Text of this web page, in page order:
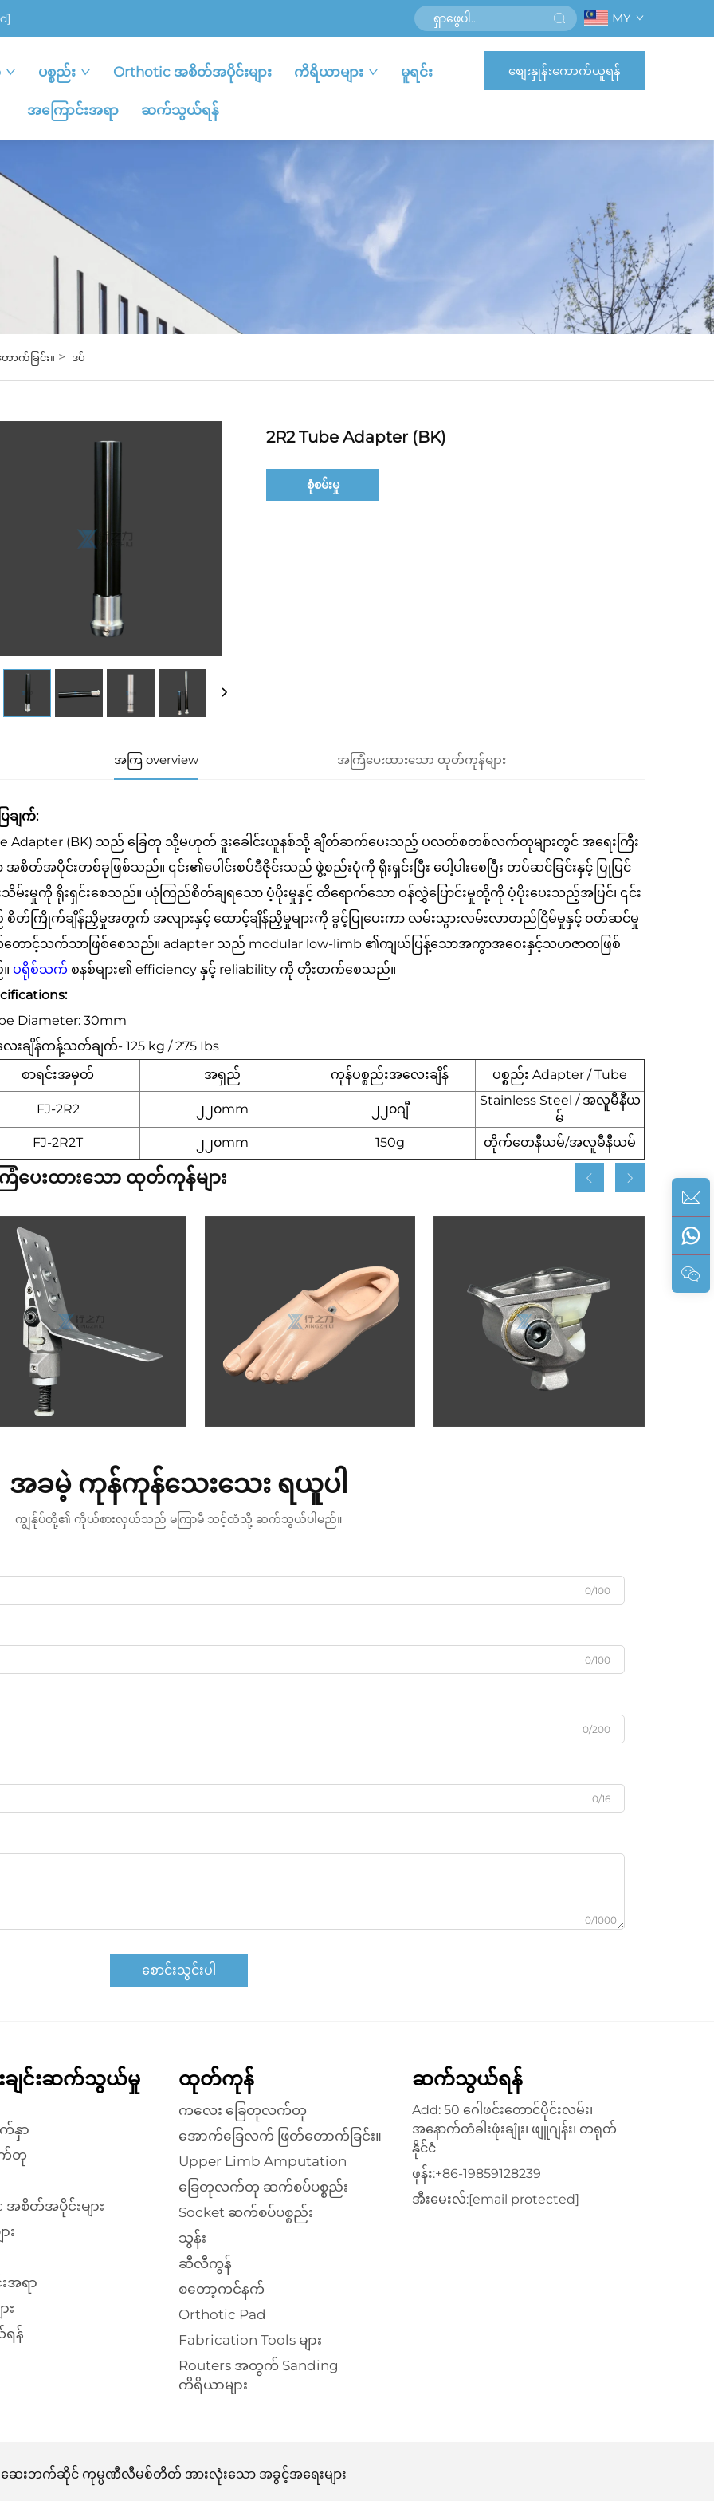
MY
ပစ္စည်း Orthotic အစိတ်အပိုင်းများ ကိရိယာများ မူရင်း
အကြောင်းအရာ ဆက်သွယ်ရန်
စျေးနှုန်းကောက်ယူရန်
ာက်ခြင်း။ > ဒပ်
2R2 Tube Adapter (BK)
စုံစမ်းမှု
အကြ overview အကြံပေးထားသော ထုတ်ကုန်များ
ြချက်:
Adapter (BK) သည် ခြေတု သို့မဟုတ် ဒူးခေါင်းယူနစ်သို့ ချိတ်ဆက်ပေးသည့် ပလတ်စတစ်လက်တုများတွင် အရေးကြီး
အစိတ်အပိုင်းတစ်ခုဖြစ်သည်။ ၎င်း၏ပေါင်းစပ်ဒီဇိုင်းသည် ဖွဲ့စည်းပုံကို ရိုးရှင်းပြီး ပေါ့ပါးစေပြီး တပ်ဆင်ခြင်းနှင့် ပြုပြင်
မ်းမှုကို ရိုးရှင်းစေသည်။ ယုံကြည်စိတ်ချရသော ပံ့ပိုးမှုနှင့် ထိရောက်သော ဝန်လွှဲပြောင်းမှုတို့ကို ပံ့ပိုးပေးသည့်အပြင်၊ ၎င်း
တ်ကြိုက်ချိန်ညှိမှုအတွက် အလျားနှင့် ထောင့်ချိန်ညှိမှုများကို ခွင့်ပြုပေးကာ လမ်းသွားလမ်းလာတည်ငြိမ်မှုနှင့် ဝတ်ဆင်မှု
ောင့်သက်သာဖြစ်စေသည်။ adapter သည် modular low-limb ၏ကျယ်ပြန့်သောအကွာအဝေးနှင့်သဟဇာတဖြစ်
ပရိုစ်သက် စနစ်များ၏ efficiency နှင့် reliability ကို တိုးတက်စေသည်။
Diameter: 30mm
ေးချိန်ကန့်သတ်ချက်- 125 kg / 275 Ibs
စာရင်းအမှတ်
အရှည် ကုန်ပစ္စည်းအလေးချိန် ပစ္စည်း Adapter / Tube
FJ-2R2 ၂၂၀mm ၂၂၀ဂျီ
Stainless Steel / အလူမီနီယ
မ်
FJ-2R2T
၂၂၀mm 150g တိုက်တေနီယမ်/အလူမီနီယမ်
ပေးထားသော ထုတ်ကုန်များ
အခမဲ့ ကုန်ကုန်သေးသေး ရယူပါ
ကျွန်ုပ်တို့၏ ကိုယ်စားလှယ်သည် မကြာမီ သင့်ထံသို့ ဆက်သွယ်ပါမည်။
0/100
0/100
0/200
0/16
0/1000
စောင်းသွင်းပါ
းချင်းဆက်သွယ်မှု
က်နှာ
က်တု
အစိတ်အပိုင်းများ
း
အရာ
း
န်
ထုတ်ကုန်
ကလေး ခြေတုလက်တု
အောက်ခြေလက် ဖြတ်တောက်ခြင်း။
Upper Limb Amputation
ခြေတုလက်တု ဆက်စပ်ပစ္စည်း
Socket ဆက်စပ်ပစ္စည်း
သွန်း
ဆီလီကွန်
စတော့ကင်နက်
Orthotic Pad
Fabrication Tools များ
Routers အတွက် Sanding
ကိရိယာများ
ဆက်သွယ်ရန်
Add: 50 ဂေါဖင်းတောင်ပိုင်းလမ်း၊
အနောက်တံခါးဖုံးချုံး၊ ဖျူဂျန်း၊ တရုတ်
နိုင်ငံ
ဖုန်း:+86-19859128239
အီးမေးလ်:[email protected]
ဆေးဘက်ဆိုင် ကုမ္ပဏီလီမစ်တိတ် အားလုံးသော အခွင့်အရေးများ